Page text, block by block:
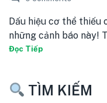
Dấu hiệu cơ thể thiếu
những cảnh báo này!
Đọc Tiếp
TÌM KIẾM